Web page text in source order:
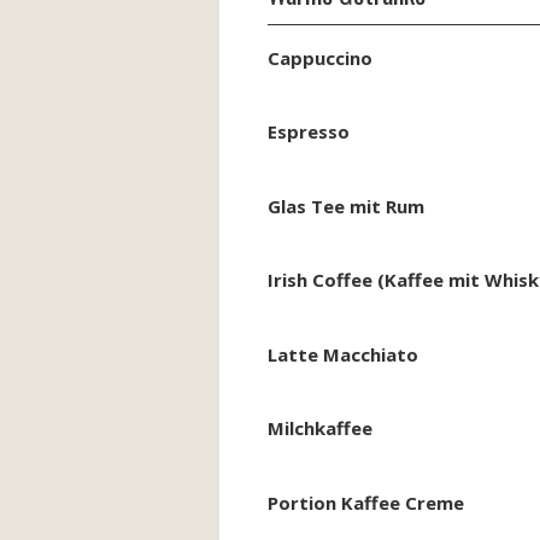
Cappuccino
Espresso
Glas Tee mit Rum
Irish Coffee (Kaffee mit
Latte Macchiato
Milchkaffee
Portion Kaffee Creme